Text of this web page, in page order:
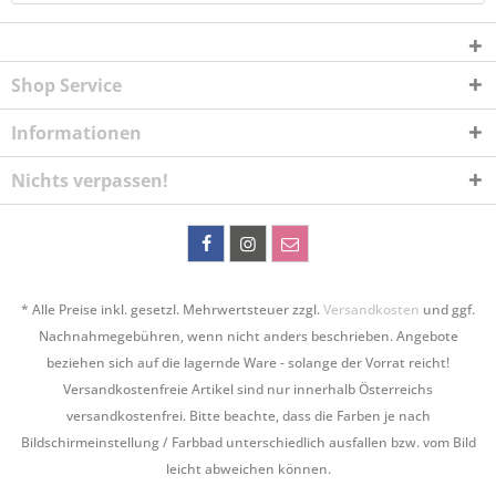
Shop Service
Informationen
Nichts verpassen!
* Alle Preise inkl. gesetzl. Mehrwertsteuer zzgl.Versandkosten und ggf.
Nachnahmegebühren, wenn nicht anders beschrieben. Angebote
beziehen sich auf die lagernde Ware - solange der Vorrat reicht!
Versandkostenfreie Artikel sind nur innerhalb Österreichs
versandkostenfrei. Bitte beachte, dass die Farben je nach
Bildschirmeinstellung / Farbbad unterschiedlich ausfallen bzw. vom Bild
leicht abweichen können.